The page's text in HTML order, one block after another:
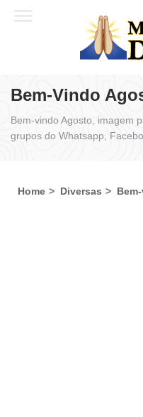
Bem-Vindo
Bem-vindo Agosto, imagem
grupos do Whatsapp,
Home Diversas